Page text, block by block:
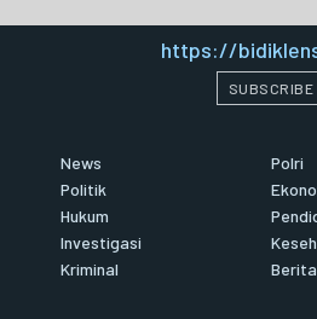
https://
SUBSCRIBE
News
Politik
Hukum
Investigasi
Kriminal
Polri